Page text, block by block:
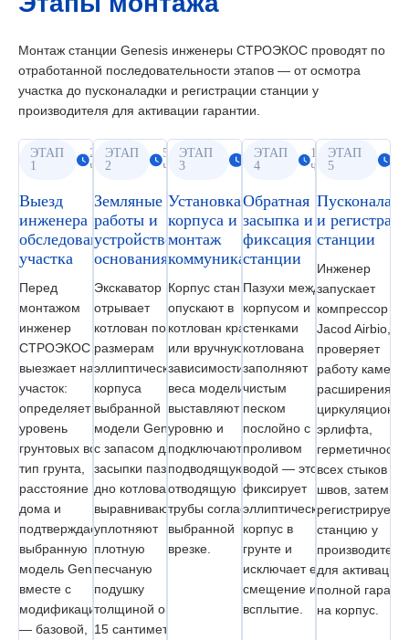
Монтаж станции Genesis инженеры СТРОЭКОС проводят по
отработанной последовательности этапов — от осмотра
участка до пусконаладки и регистрации станции у
производителя для активации гарантии.
ЭТАП
1
2
часа
Выезд
инженера и
обследование
участка
Перед
монтажом
инженер
СТРОЭКОС
выезжает на
участок:
определяет
уровень
грунтовых вод,
тип грунта,
расстояние до
дома и
подтверждает
выбранную
модель Genesis
вместе с
модификацией
— базовой,
ЭТАП
2
5
часов
Земляные
работы и
устройство
основания
Экскаватор
отрывает
котлован по
размерам
эллиптического
корпуса
выбранной
модели Genesis
с запасом для
засыпки пазух;
дно котлована
выравнивают и
уплотняют
плотную
песчаную
подушку
толщиной около
15 сантиметров
ЭТАП
3
часа
Установка
корпуса и
монтаж
коммуникаций
Корпус станции
опускают в
котлован краном
или вручную в
зависимости от
веса модели,
выставляют по
уровню и
подключают
подводящую и
отводящую
трубы согласно
выбранной
врезке.
ЭТАП
4
1
час
Обратная
засыпка и
фиксация
станции
Пазухи между
корпусом и
стенками
котлована
заполняют
чистым
песком
послойно с
проливом
водой — это
фиксирует
эллиптический
корпус в
грунте и
исключает его
смещение или
всплытие.
ЭТАП
5
и
станции
Инженер
запускает
компрессор
Jacod Airbio,
проверяет
работу камеры
расширения и
эрлифта,
герметичность
всех стыков и
швов, затем
регистрирует
станцию у
производителя
для активации
полной
на корпус.